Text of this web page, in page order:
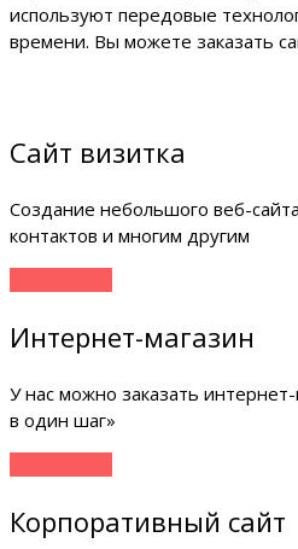
используют передовые
времени. Вы можете заказать
Сайт визитка
Создание небольшого веб-
контактов и многим другим
Интернет-магазин
У нас можно заказать
в один шаг»
Корпоративный сайт